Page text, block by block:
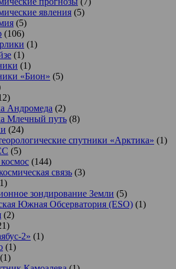
явления (5)
(5)
(106)
(1)
(1)
(1)
«Бион» (5)
Андромеда (2)
Млечный путь (8)
(24)
спутники «Арктика» (1)
(5)
(144)
связь (3)
зондирование Земли (5)
Южная Обсерватория (ESO) (1)
(2)
2» (1)
(1)
(1)